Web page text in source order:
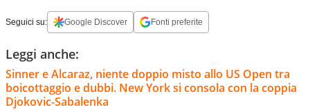
Seguici su: Google Discover Fonti preferite
Leggi anche:
Sinner e Alcaraz, niente doppio misto allo US Open tra
boicottaggio e dubbi. New York si consola con la coppia
Djokovic-Sabalenka